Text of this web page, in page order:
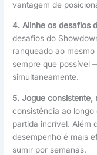
vantagem de
4. Alinhe os desafios
desafios do
ranqueado ao
sempre que possível
simultaneamente.
5. Jogue consistente,
consistência ao longo
partida incrível. Além
desempenho é mais
sumir por semanas.